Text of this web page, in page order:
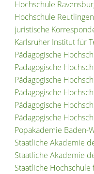
Hochschule
Hochschule Reutlingen
juristische
Karlsruher Institut für
Pädagogische
Pädagogische
Pädagogische
Pädagogische
Pädagogische
Pädagogische
Popakademie Baden-
Staatliche Akademie
Staatliche Akademie
Staatliche Hochschule